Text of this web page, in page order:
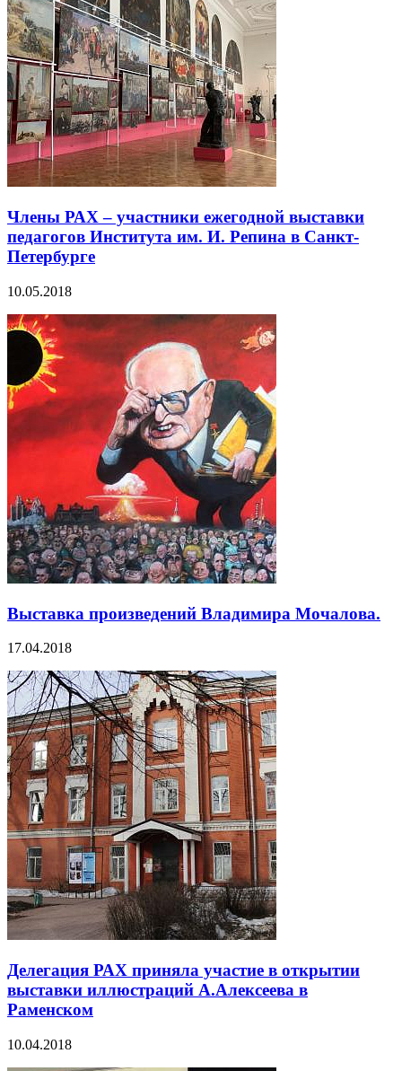
Члены РАХ – участники ежегодной выставки
педагогов Института им. И. Репина в Санкт-
Петербурге
10.05.2018
Выставка произведений Владимира Мочалова.
17.04.2018
Делегация РАХ приняла участие в открытии
выставки иллюстраций А.Алексеева в
Раменском
10.04.2018